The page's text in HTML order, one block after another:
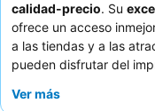
calidad-precio. Su
ofrece un acceso
a las tiendas y a las
pueden disfrutar del
el servicio
Ver más